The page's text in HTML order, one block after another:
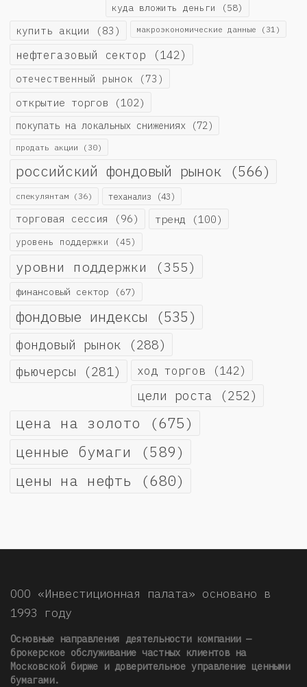
куда вложить деньги (58)
купить акции (83) макроэкономические данные (31)
нефтегазовый сектор (142)
отечественный рынок (73)
открытие торгов (102)
покупать на локальных снижениях (72)
продать акции (30)
российский фондовый рынок (566)
спекулянтам (36) теханализ (43)
торговая сессия (96) тренд (100)
уровень поддержки (45)
уровни поддержки (355)
финансовый сектор (67)
фондовые индексы (535)
фондовый рынок (288)
фьючерсы (281) ход торгов (142)
цели роста (252)
цена на золото (675)
ценные бумаги (589)
цены на нефть (680)
ООО «Инвестиционная палата» основано в
1993 году
Основные направления деятельности компании —
брокерское обслуживание частных клиентов на
Московской бирже и доверительное управление ценными
бумагами.